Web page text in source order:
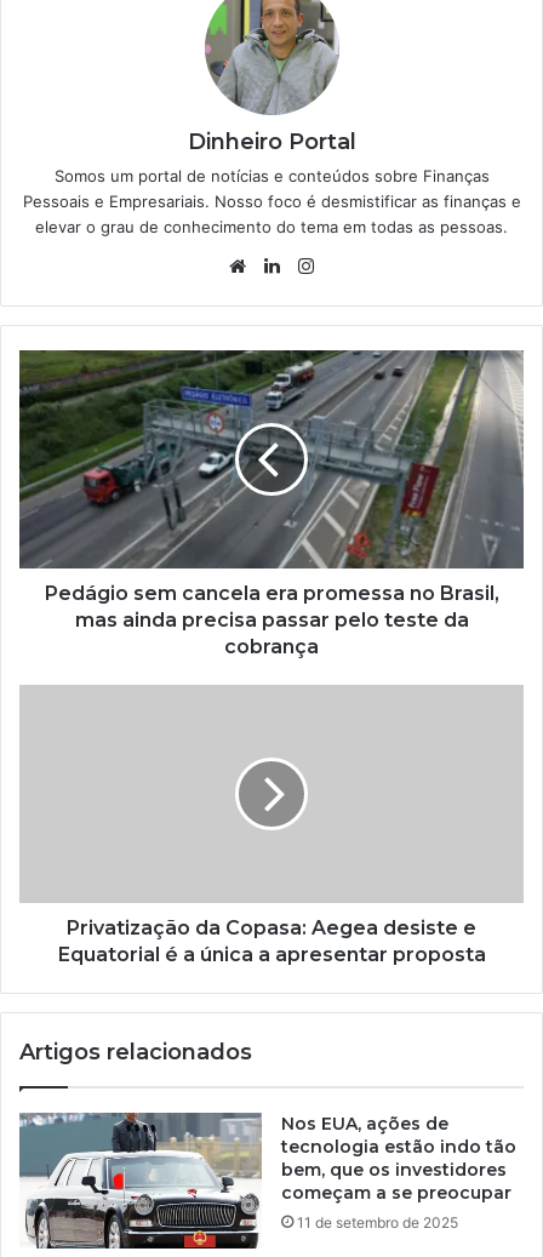
Dinheiro Portal
Somos um portal de notícias e conteúdos sobre Finanças
Pessoais e Empresariais. Nosso foco é desmistificar as finanças e
elevar o grau de conhecimento do tema em todas as pessoas.
WebsiteLinkedin
Pedágio sem cancela era promessa no Brasil,
mas ainda precisa passar pelo teste da
cobrança
Privatização da Copasa: Aegea desiste e
Equatorial é a única a apresentar proposta
Artigos relacionados
Nos EUA, ações de
tecnologia estão indo tão
bem, que os investidores
começam a se preocupar
11 de setembro de 2025